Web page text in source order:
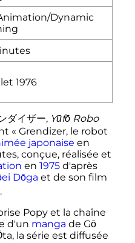
Dynamic
1976
ダイザー, Yūfō Robo
« Grendizer, le robot
japonaise en
, conçue, réalisée et
en 1975d'après
Dōga et de son film
.
Popy et la chaîne
d'un manga de Gō
la série est diffusée